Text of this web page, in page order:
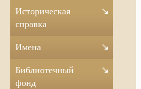
Историческая
справка
Имена
Библиотечный
фонд